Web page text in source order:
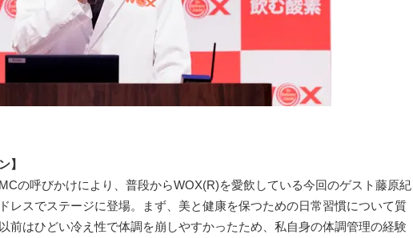
】
の呼びかけにより、普段からWOX(R)を愛飲している今回のゲスト藤原紀
レスでステージに登場。まず、美と健康を保つための日常習慣について質
前はひどい冷え性で体調を崩しやすかったため、私自身の体調管理の経験